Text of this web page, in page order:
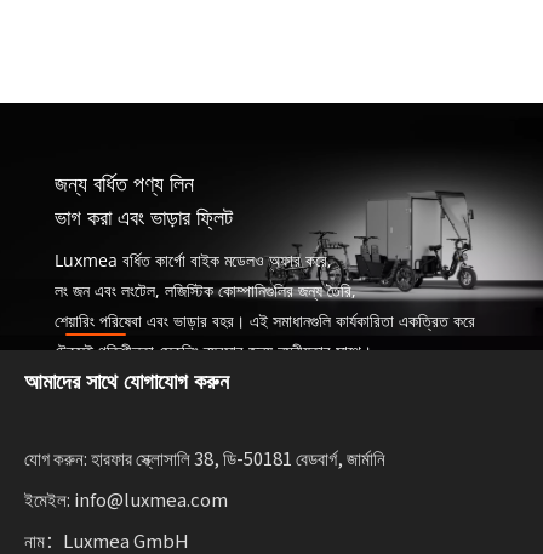
জন্য বর্ধিত পণ্য লিন
ভাগ করা এবং ভাড়ার ফ্লিট
Luxmea বর্ধিত কার্গো বাইক মডেলও অফার করে,
লং জন এবং লংটেল, লজিস্টিক কোম্পানিগুলির জন্য তৈরি,
শেয়ারিং পরিষেবা এবং ভাড়ার বহর। এই সমাধানগুলি কার্যকারিতা একত্রিত করে
টেকসই গতিশীলতা স্কেলিং ব্যবসার জন্য নমনীয়তার সাথে।
আমাদের সাথে যোগাযোগ করুন
যোগ করুন: হারফার স্ক্লোসালি 38, ডি-50181 বেডবার্গ, জার্মানি
ইমেইল: info@luxmea.com
নাম：Luxmea GmbH